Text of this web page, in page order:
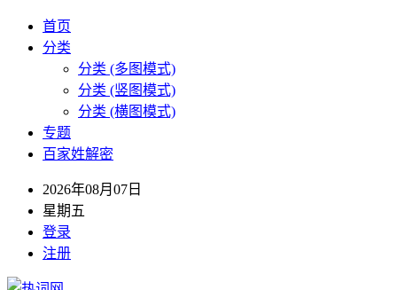
首页
分类
分类 (多图模式)
分类 (竖图模式)
分类 (横图模式)
专题
百家姓解密
2026年08月07日
星期五
登录
注册